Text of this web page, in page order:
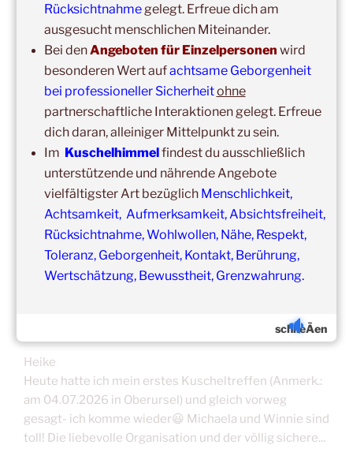
Update:
Unsere Gruppenveranstaltungen sind ohneEinschränkungen
in unseren Veranstaltungsräumen möglich!
Was schon immer galt und weiter gilt:
Fühlst du dich krank
Der nächste Termin ist nicht weit entfernt.
Heike
Heute hatte ich mein erstes Kuscheltreffen (Anmerk.:
am 04.07.2026 in Oberursel) und gleich vorweg
gesagt- ich komme wieder😃 Michaela und Winnie sind
toll! Die liebevolle Organisation und der völlig sichere...
schlieÃen
Rücksichtnahmegelegt. Erfreue dich am
ausgesucht menschlichen Miteinander.
Bei denAngeboten für Einzelpersonen wird
besonderen Wert aufachtsame Geborgenheit
bei professioneller Sicherheitohne
partnerschaftliche Interaktionen gelegt. Erfreue
dich daran, alleiniger Mittelpunkt zu sein.
Im Kuschelhimmelfindest du ausschließlich
unterstützende und nährende Angebote
vielfältigster Art bezüglich Menschlichkeit,
Achtsamkeit, Aufmerksamkeit, Absichtsfreiheit,
Rücksichtnahme, Wohlwollen, Nähe, Respekt,
Toleranz, Geborgenheit, Kontakt, Berührung,
Wertschätzung, Bewusstheit, Grenzwahrung.